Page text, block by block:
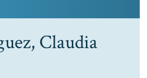
Claudia